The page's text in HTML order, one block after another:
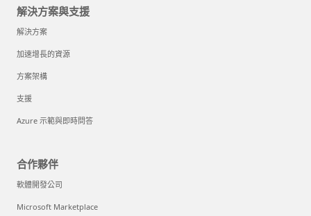
解決方案與支援
解決方案
加速增長的資源
方案架構
支援
Azure 示範與即時問答
合作夥伴
軟體開發公司
Microsoft Marketplace